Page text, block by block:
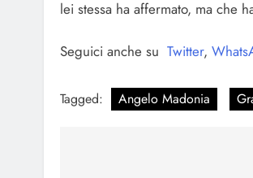
lei stessa ha affermato, ma che
Seguici anche su Twitter,
Tagged: Angelo Madonia